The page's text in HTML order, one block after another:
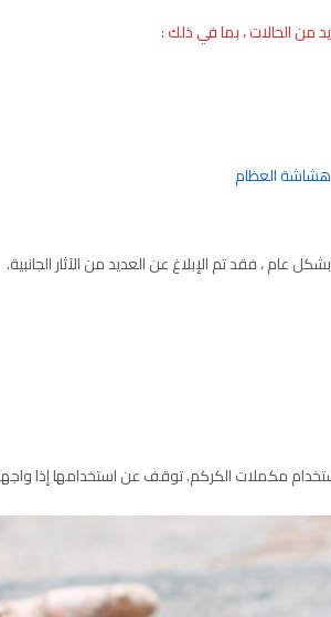
من الحالات ، بما في ذلك :
هشاشة العظام
عام ، فقد تم الإبلاغ عن العديد من الآثار الجانبية.
مكملات الكركم. توقف عن استخدامها إذا واجهت